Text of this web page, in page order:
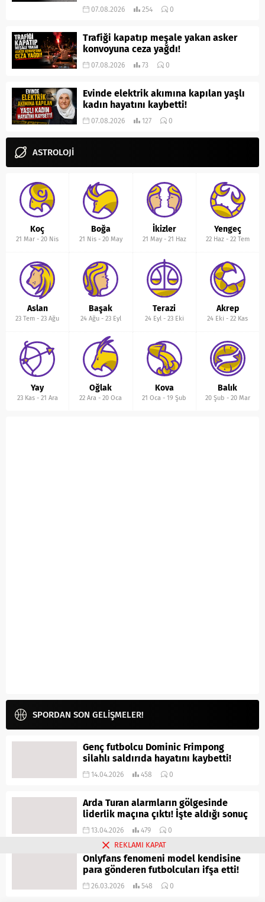
07.08.2026 254 0
Trafiği kapatıp meşale yakan asker
konvoyuna ceza yağdı!
07.08.2026 73 0
Evinde elektrik akımına kapılan yaşlı
kadın hayatını kaybetti!
07.08.2026 127 0
ASTROLOJİ
Koç
21 Mar -20 Nis
Boğa
21 Nis- 20 May
İkizler
21 May- 21 Haz
Yengeç
22 Haz- 22 Tem
Aslan
23 Tem -23 Ağu
Başak
24 Ağu- 23 Eyl
Terazi
24 Eyl- 23 Eki
Akrep
24 Eki -22 Kas
Yay
23 Kas- 21 Ara
Oğlak
22 Ara -20 Oca
Kova
21 Oca -19 Şub
Balık
20 Şub - 20 Mar
SPORDAN SON GELİŞMELER!
Genç futbolcu Dominic Frimpong
silahlı saldırıda hayatını kaybetti!
14.04.2026 458 0
Arda Turan alarmların gölgesinde
liderlik maçına çıktı! İşte aldığı sonuç
13.04.2026 479 0
Onlyfans fenomeni model kendisine
para gönderen futbolcuları ifşa etti!
26.03.2026 548 0
REKLAMI KAPAT